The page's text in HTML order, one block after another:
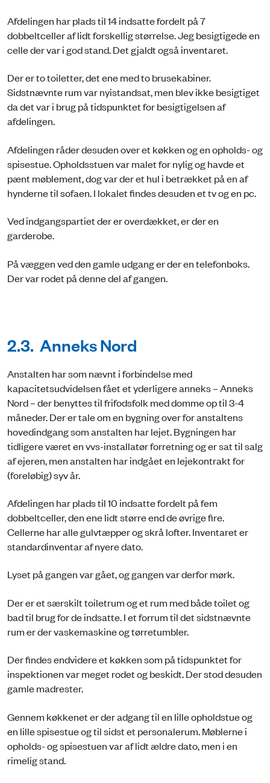
Afdelingen har plads til 14 indsatte fordelt på 7
dobbeltceller af lidt forskellig størrelse. Jeg besigtigede en
celle der var i god stand. Det gjaldt også inventaret.
Der er to toiletter, det ene med to brusekabiner.
Sidstnævnte rum var nyistandsat, men blev ikke besigtiget
da det var i brug på tidspunktet for besigtigelsen af
afdelingen.
Afdelingen råder desuden over et køkken og en opholds- og
spisestue. Opholdsstuen var malet for nylig og havde et
pænt møblement, dog var der et hul i betrækket på en af
hynderne til sofaen. I lokalet findes desuden et tv og en pc.
Ved indgangspartiet der er overdækket, er der en
garderobe.
På væggen ved den gamle udgang er der en telefonboks.
Der var rodet på denne del af gangen.
2.3. Anneks Nord
Anstalten har som nævnt i forbindelse med
kapacitetsudvidelsen fået et yderligere anneks – Anneks
Nord – der benyttes til frifodsfolk med domme op til 3-4
måneder. Der er tale om en bygning over for anstaltens
hovedindgang som anstalten har lejet. Bygningen har
tidligere været en vvs-installatør forretning og er sat til salg
af ejeren, men anstalten har indgået en lejekontrakt for
(foreløbig) syv år.
Afdelingen har plads til 10 indsatte fordelt på fem
dobbeltceller, den ene lidt større end de øvrige fire.
Cellerne har alle gulvtæpper og skrå lofter. Inventaret er
standardinventar af nyere dato.
Lyset på gangen var gået, og gangen var derfor mørk.
Der er et særskilt toiletrum og et rum med både toilet og
bad til brug for de indsatte. I et forrum til det sidstnævnte
rum er der vaskemaskine og tørretumbler.
Der findes endvidere et køkken som på tidspunktet for
inspektionen var meget rodet og beskidt. Der stod desuden
gamle madrester.
Gennem køkkenet er der adgang til en lille opholdstue og
en lille spisestue og til sidst et personalerum. Møblerne i
opholds- og spisestuen var af lidt ældre dato, men i en
rimelig stand.